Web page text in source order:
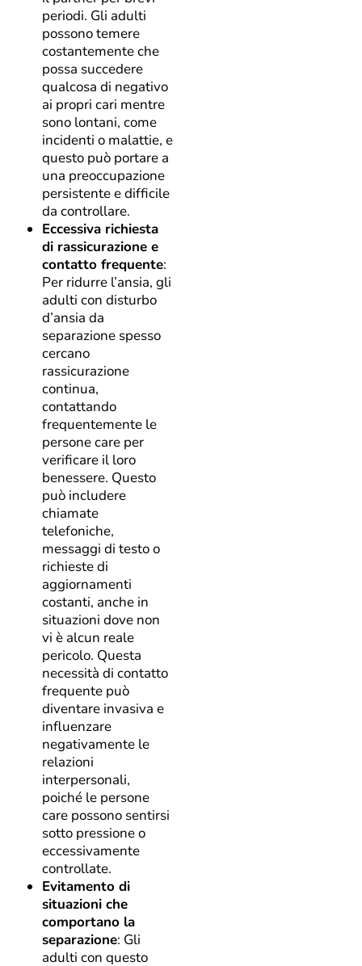
periodi. Gli adulti
possono temere
costantemente che
possa succedere
qualcosa di negativo
ai propri cari mentre
sono lontani, come
incidenti o malattie, e
questo può portare a
una preoccupazione
persistente e difficile
da controllare.
Eccessiva richiesta
di rassicurazione e
contatto frequente:
Per ridurre l’ansia, gli
adulti con disturbo
d’ansia da
separazione spesso
cercano
rassicurazione
continua,
contattando
frequentemente le
persone care per
verificare il loro
benessere. Questo
può includere
chiamate
telefoniche,
messaggi di testo o
richieste di
aggiornamenti
costanti, anche in
situazioni dove non
vi è alcun reale
pericolo. Questa
necessità di contatto
frequente può
diventare invasiva e
influenzare
negativamente le
relazioni
interpersonali,
poiché le persone
care possono sentirsi
sotto pressione o
eccessivamente
controllate.
Evitamento di
situazioni che
comportano la
separazione: Gli
adulti con questo